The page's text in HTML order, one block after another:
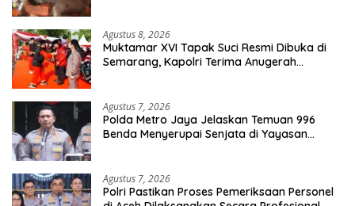
Agustus 8, 2026
Muktamar XVI Tapak Suci Resmi Dibuka di
Semarang, Kapolri Terima Anugerah
Agustus 7, 2026
Polda Metro Jaya Jelaskan Temuan 996
Benda Menyerupai Senjata di Yayasan
Agustus 7, 2026
Polri Pastikan Proses Pemeriksaan Personel